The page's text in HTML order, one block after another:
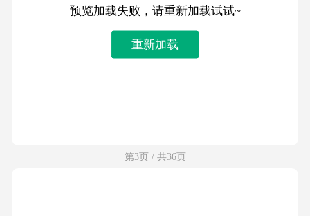
预览加载失败，请重新加载试试~
重新加载
第3页 / 共36页